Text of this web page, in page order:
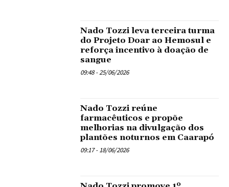
Nado Tozzi leva terceira turma
do Projeto Doar ao Hemosul e
reforça incentivo à doação de
sangue
09:48 - 25/06/2026
Nado Tozzi reúne
farmacêuticos e propõe
melhorias na divulgação dos
plantões noturnos em Caarapó
09:17 - 18/06/2026